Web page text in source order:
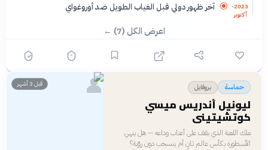
2023-
أكتوبر
آخر ظهور دولي قبل الغياب الطويل ضد أوروغواي
اعرض الكل (7) ←
حماسة بروفايل
ليونيل أندريس ميسي
كوتشيتيني
ملك اللعبة الذي يقف على أعتاب وداعه — هل ينهي
الأسطورة بكأس عالم ثانٍ أم ينسحب دون رؤية؟
قبل 3 أشهر 👤